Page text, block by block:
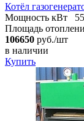
Котёл
Мощность кВт
55
Площадь
106650 руб./шт
в наличии
Купить